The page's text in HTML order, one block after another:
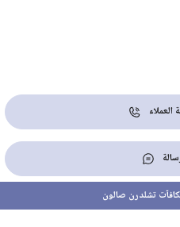
العملاء
تشلدرن صالون